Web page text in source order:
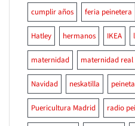
cumplir años feria peinetera
Hatley hermanos IKEA
maternidad maternidad real
Navidad neskatilla peineta
Puericultura Madrid radio